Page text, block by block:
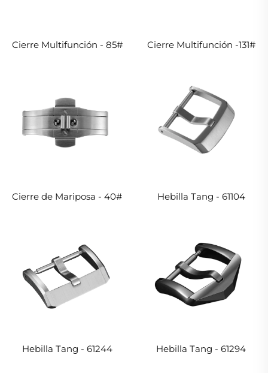
Cierre Multifunción - 85# Cierre Multifunción -131#
Cierre de Mariposa - 40# Hebilla Tang - 61104
Hebilla Tang - 61244 Hebilla Tang - 61294